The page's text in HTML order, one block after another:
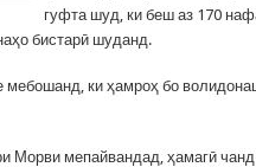
гуфта шуд, ки беш аз 170
бистарӣ шуданд.
мебошанд, ки ҳамроҳ бо
Морви мепайвандад, ҳамагӣ